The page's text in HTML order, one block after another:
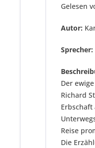
Gelesen
Autor:
Sprecher:
Der
Richard
Reise
Die